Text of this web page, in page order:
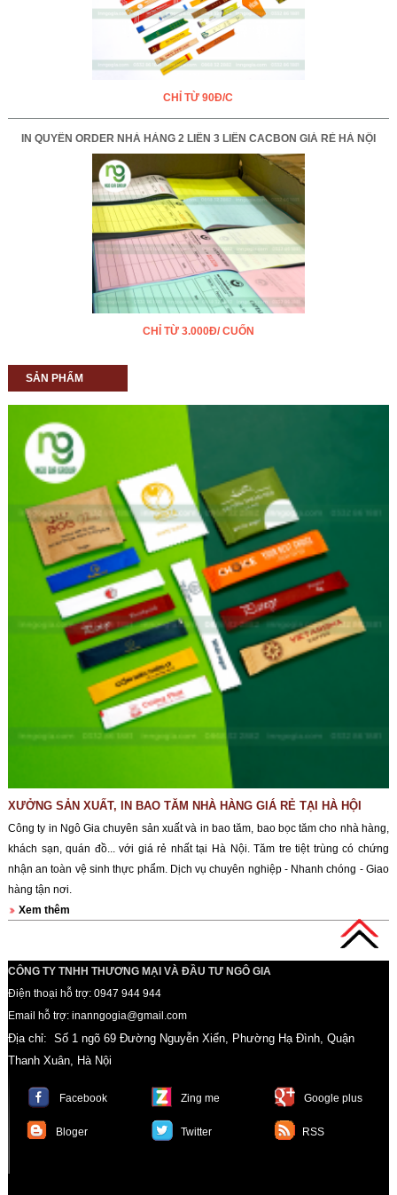
CHỈ TỪ 90Đ/C
IN QUYỂN ORDER NHÀ HÀNG 2 LIÊN 3 LIÊN CACBON GIÁ RẺ HÀ NỘI
CHỈ TỪ 3.000Đ/ CUỐN
SẢN PHẨM
XƯỞNG SẢN XUẤT, IN BAO TĂM NHÀ HÀNG GIÁ RẺ TẠI HÀ HỘI
Công ty in Ngô Gia chuyên sản xuất và in bao tăm, bao bọc tăm cho nhà hàng,
khách sạn, quán đồ... với giá rẻ nhất tại Hà Nội. Tăm tre tiệt trùng có chứng
nhận an toàn vệ sinh thực phẩm. Dịch vụ chuyên nghiệp - Nhanh chóng - Giao
hàng tận nơi.
Xem thêm
CÔNG TY TNHH THƯƠNG MẠI VÀ ĐẦU TƯ NGÔ GIA
Điện thoại hỗ trợ: 0947 944 944
Email hỗ trợ: inanngogia@gmail.com
Địa chỉ: Số 1 ngõ 69 Đường Nguyễn Xiển, Phường Hạ Đình, Quận
Thanh Xuân, Hà Nội
Facebook Zing me Google plus
Bloger Twitter RSS